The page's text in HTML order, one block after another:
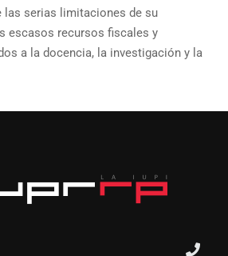
las serias limitaciones de su
escasos recursos fiscales y
a la docencia, la investigación y la